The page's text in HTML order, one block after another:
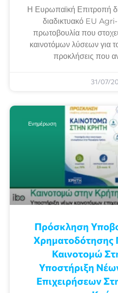
Η Ευρωπαϊκή Επιτροπή
διαδικτυακό EU
πρωτοβουλία που
καινοτόμων λύσεων για
προκλήσεις που
31/07/
Ενημέρωση
Πρόσκληση
Χρηματοδότησης
Καινοτομώ
Υποστήριξη
Επιχειρήσεων